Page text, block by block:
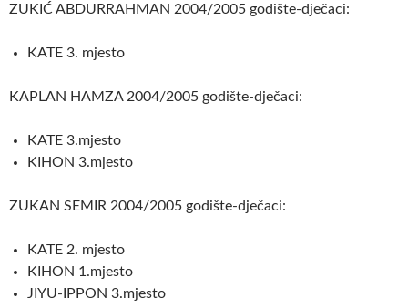
ZUKIĆ ABDURRAHMAN 2004/2005 godište-dječaci:
KATE 3. mjesto
KAPLAN HAMZA 2004/2005 godište-dječaci:
KATE 3.mjesto
KIHON 3.mjesto
ZUKAN SEMIR 2004/2005 godište-dječaci:
KATE 2. mjesto
KIHON 1.mjesto
JIYU-IPPON 3.mjesto